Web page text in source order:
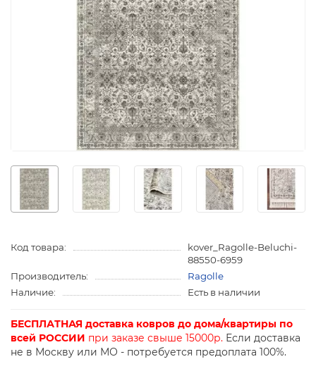
Код товара:
kover_Ragolle-Beluchi-
88550-6959
Производитель:
Ragolle
Наличие:
Есть в наличии
БЕСПЛАТНАЯ доставка ковров до дома/квартиры по
всей РОССИИ при заказе свыше 15000р. Если доставка
не в Москву или МО - потребуется предоплата 100%.